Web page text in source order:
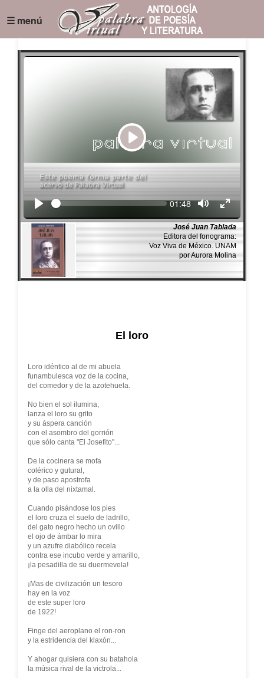
☰ menú
Play
Seek Current
01:48
José Juan Tablada
Editora del fonograma:
Voz Viva de México. UNAM
por Aurora Molina
El loro
Loro idéntico al de mi abuela
funambulesca voz de la cocina,
del comedor y de la azotehuela.
No bien el sol ilumina,
lanza el loro su grito
y su áspera canción
con el asombro del gorrión
que sólo canta "El Josefito"...
De la cocinera se mofa
colérico y gutural,
y de paso apostrofa
a la olla del nixtamal.
Cuando pisándose los pies
el loro cruza el suelo de ladrillo,
del gato negro hecho un ovillo
el ojo de ámbar lo mira
y un azufre diabólico recela
contra ese incubo verde y amarillo,
¡la pesadilla de su duermevela!
¡Mas de civilización un tesoro
hay en la voz
de este super loro
de 1922!
Finge del aeroplano el ron-ron
y la estridencia del klaxón...
Y ahogar quisiera con su batahola
la música rival de la victrola...